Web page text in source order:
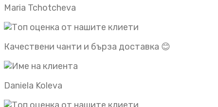
Maria Tchotcheva
Качествени чанти и бърза доставка 😊
Daniela Koleva